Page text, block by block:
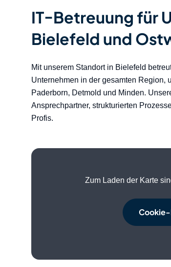
:
IT-Betreuung für
Bielefeld und
Mit unserem Standort in Bielefeld
Unternehmen in der gesamten Region,
Paderborn, Detmold und Minden.
Ansprechpartner, strukturierten
Profis.
Zum Laden der Karte
Cookie-